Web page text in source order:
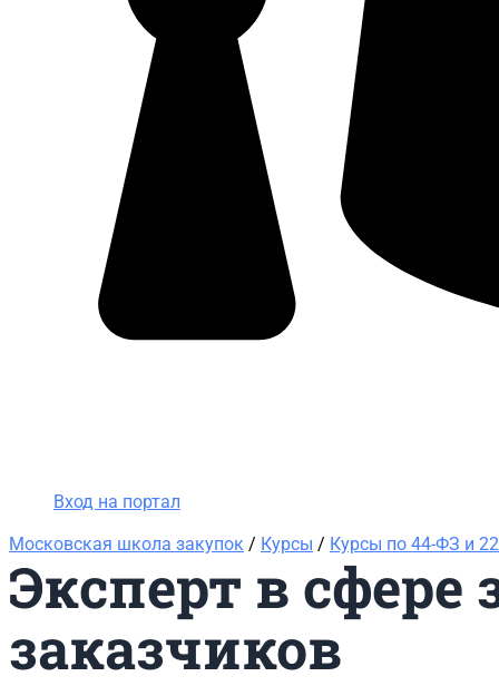
Вход на портал
Вход на портал
Московская школа закупок / Курсы / Курсы по 44-ФЗ и
Эксперт в сфере
заказчиков